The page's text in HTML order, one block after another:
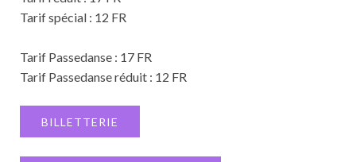
Tarif spécial : 12 FR
Tarif Passedanse : 17 FR
Tarif Passedanse réduit : 12 FR
BILLETTERIE